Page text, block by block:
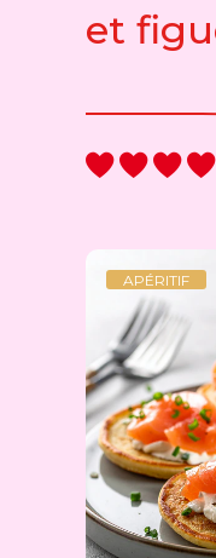
et
APÉRITIF